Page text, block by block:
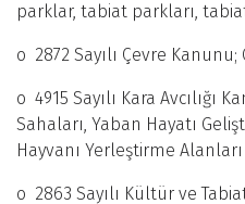
parklar, tabiat parkları,
o 2872 Sayılı Çevre
o 4915 Sayılı Kara Avcılığı
Sahaları, Yaban Hayatı
Hayvanı Yerleştirme Alanları
o 2863 Sayılı Kültür ve